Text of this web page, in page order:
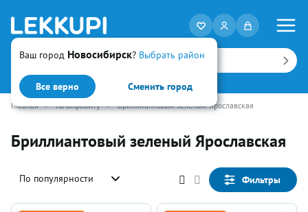
Ваш город Новосибирск? Выбрать район
Все верно Сменить город
Искать
Главная • по алфавиту • Бриллиантовый зеленый Ярославская
Бриллиантовый зеленый Ярославская
По популярности Фильтры